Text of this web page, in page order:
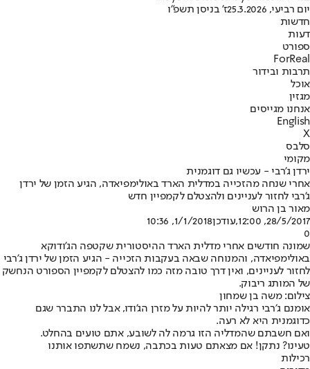
יום רביעי, 25.3.2026
ז' בניסן תשפ"ו
חדשות
דעות
ספורט
ForReal
תרבות ובידור
אוכל
מגזין
אנחנו מגייסים
English
X
סלבס
מקומי
ירדן ג'רבי - עכשיו גם דוגמנית
אחרי שנחה מהזכייה במדלית הארד באולימפיאדה, הגיע הזמן של ירדן
ג'רבי לחזור לעניינים ולהצטלם לקמפיין חדש
מאור בן הרוש
28/5/2017, 12:00
,עודכן1/1/2018, 10:36
0
שמונה חודשים אחרי מדלית הארד ההיסטורית שקטפה הג'ודוקא
באולימפיאדה, והמנוחה שבאה בעקבות הזכייה - הגיע הזמן של ירדן ג'רבי
לחזור לעניינים, ואין דרך טובה מזה כמו להצטלם לקמפיין הספורט הנחשק
של המותג ריבוק.
צילום: משה בן שמחון
אומנם ג׳רבי רגילה יותר להיות על מזרן הג'ודו, אבל לנו התברר שגם
כדוגמנית היא לא רעה.
ואם חשבתם שהמדליה הזו גרמה לה לשובע, אתם טועים בהחלט.
טעינו? נתקן! אם מצאתם טעות בכתבה, נשמח שתשתפו אותנו
רכילות